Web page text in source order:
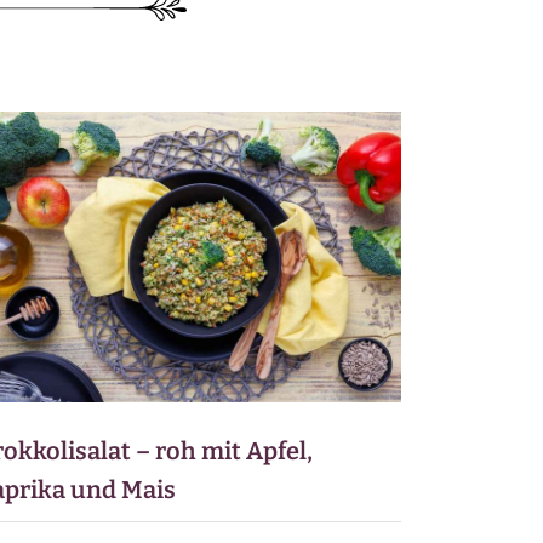
ZUCCHINI-REZEPTE
LOW-CARB-REZEPTE
VEGANE REZEPTE
ASIATISCHE REZEPTE
ITALIENISCHE REZEPTE
– roh mit Apfel,
und Mais